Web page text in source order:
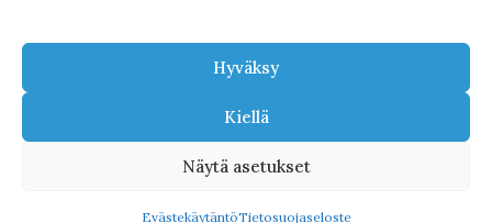
Hyväksy
Kiellä
Näytä asetukset
EvästekäytäntöTietosuojaseloste
© 2026 Sisäilmauutiset |Tietosuojaseloste